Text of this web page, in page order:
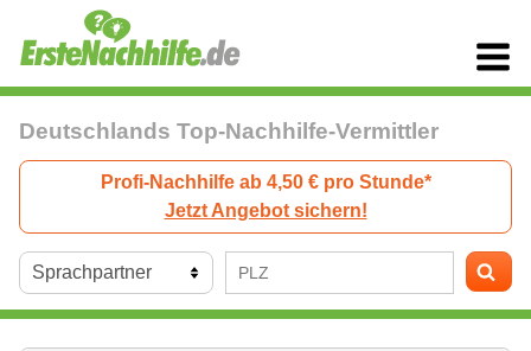
Deutschlands Top-Nachhilfe-Vermittler
Profi-Nachhilfe ab 4,50 € pro Stunde*
Jetzt Angebot sichern!